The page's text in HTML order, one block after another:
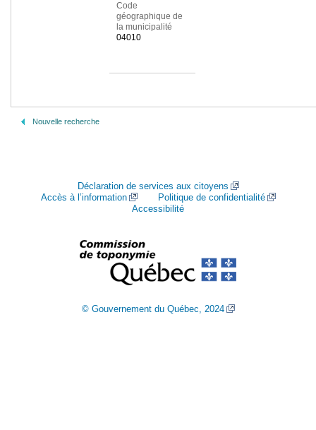
Code
géographique de
la municipalité
04010
Nouvelle recherche
Déclaration de services aux citoyens
Accès à l’information
Politique de confidentialité
Accessibilité
© Gouvernement du Québec, 2024